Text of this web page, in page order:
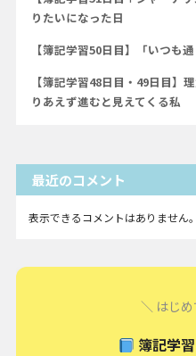
りたいになった日
【簿記学習50日目】「いつも
【簿記学習48日目・49日目】
りあえず進むと見えてくる私
最近のコメント
表示できるコメントはありません。
＼ はじ
簿記学